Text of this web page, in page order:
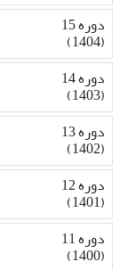
دوره 15
(1404)
دوره 14
(1403)
دوره 13
(1402)
دوره 12
(1401)
دوره 11
(1400)